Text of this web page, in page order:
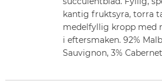
kantig fruktsyra, torra
medelfyllig kropp med
i eftersmaken. 92%
Sauvignon, 3%